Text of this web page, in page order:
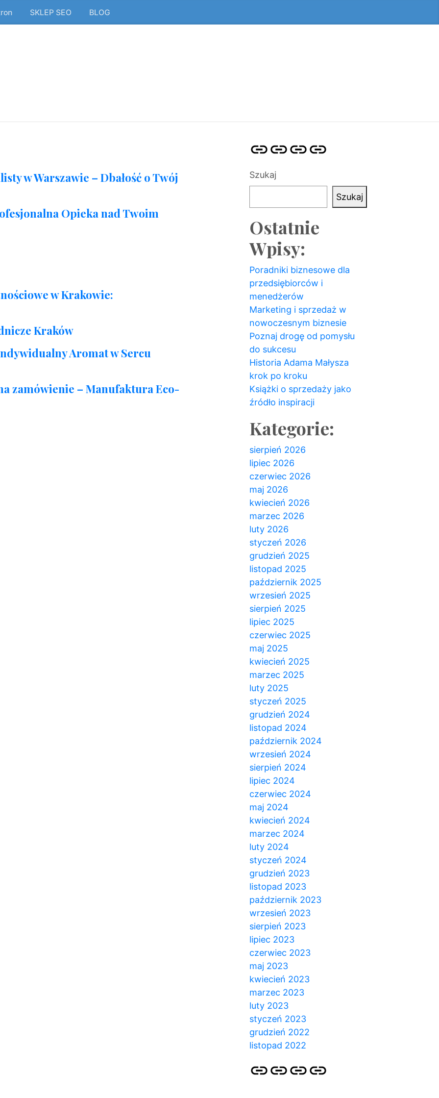
SKLEP SEO BLOG
w Warszawie – Dbałość o Twój
Opieka nad Twoim
w Krakowie:
Kraków
Aromat w Sercu
zamówienie – Manufaktura Eco-
StronaPozycjonowanie
SKLEPBLOG
Szukaj
Szukaj
Ostatnie
Wpisy:
Poradniki biznesowe dla
przedsiębiorców i
menedżerów
Marketing i sprzedaż w
nowoczesnym biznesie
Poznaj drogę od pomysłu
do sukcesu
Historia Adama Małysza
krok po kroku
Książki o sprzedaży jako
źródło inspiracji
Kategorie:
sierpień 2026
lipiec 2026
czerwiec 2026
maj 2026
kwiecień 2026
marzec 2026
luty 2026
styczeń 2026
grudzień 2025
listopad 2025
październik 2025
wrzesień 2025
sierpień 2025
lipiec 2025
czerwiec 2025
maj 2025
kwiecień 2025
marzec 2025
luty 2025
styczeń 2025
grudzień 2024
listopad 2024
październik 2024
wrzesień 2024
sierpień 2024
lipiec 2024
czerwiec 2024
maj 2024
kwiecień 2024
marzec 2024
luty 2024
styczeń 2024
grudzień 2023
listopad 2023
październik 2023
wrzesień 2023
sierpień 2023
lipiec 2023
czerwiec 2023
maj 2023
kwiecień 2023
marzec 2023
luty 2023
styczeń 2023
grudzień 2022
listopad 2022
StronaPozycjonowanie
SKLEPBLOG